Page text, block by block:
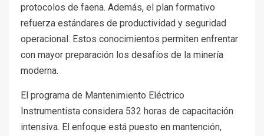
protocolos de faena. Además, el plan formativo
refuerza estándares de productividad y seguridad
operacional. Estos conocimientos permiten enfrentar
con mayor preparación los desafíos de la minería
moderna.
El programa de Mantenimiento Eléctrico
Instrumentista considera 532 horas de capacitación
intensiva. El enfoque está puesto en mantención,